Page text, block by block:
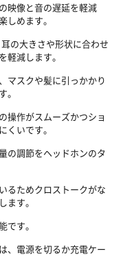
映像と音の遅延を軽減
しめます。
の大きさや形状に合わせ
軽減します。
マスクや髪に引っかかり
。
操作がスムーズかつショ
くいです。
の調節をヘッドホンのタ
るためクロストークがな
ます。
す。
電源を切るか充電ケー